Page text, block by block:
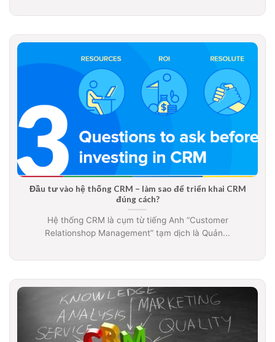
Đầu tư vào hệ thống CRM – làm sao để triển khai CRM
đúng cách?
Hệ thống CRM là cụm từ tiếng Anh “Customer
Relationshop Management” tạm dịch là Quản...